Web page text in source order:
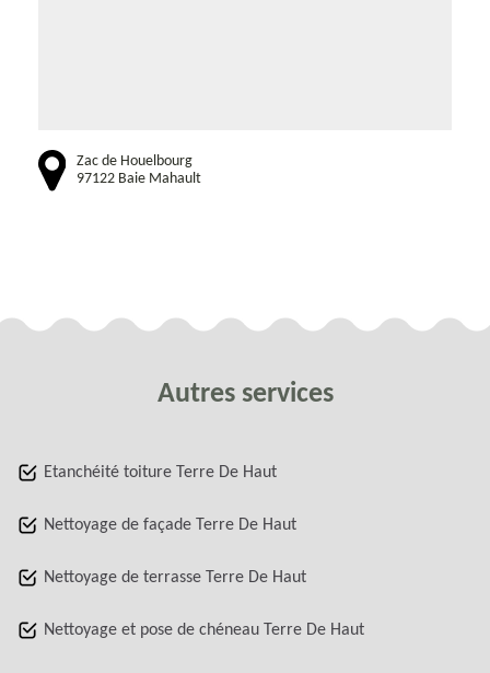
Zac de Houelbourg
97122 Baie Mahault
Autres services
Etanchéité toiture Terre De Haut
Nettoyage de façade Terre De Haut
Nettoyage de terrasse Terre De Haut
Nettoyage et pose de chéneau Terre De Haut